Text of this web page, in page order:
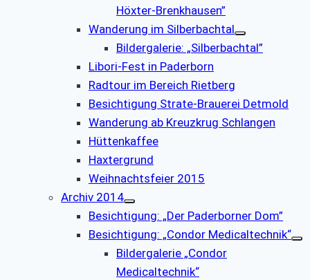
Höxter-Brenkhausen”
Wanderung im Silberbachtal
Bildergalerie: „Silberbachtal”
Libori-Fest in Paderborn
Radtour im Bereich Rietberg
Besichtigung Strate-Brauerei Detmold
Wanderung ab Kreuzkrug Schlangen
Hüttenkaffee
Haxtergrund
Weihnachtsfeier 2015
Archiv 2014
Besichtigung: „Der Paderborner Dom”
Besichtigung: „Condor Medicaltechnik“
Bildergalerie „Condor
Medicaltechnik“